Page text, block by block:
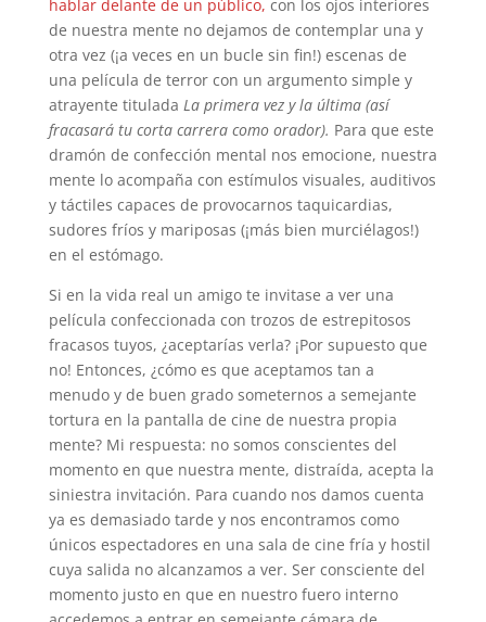
hablar delante de un público, con los ojos interiores
de nuestra mente no dejamos de contemplar una y
otra vez (¡a veces en un bucle sin fin!) escenas de
una película de terror con un argumento simple y
atrayente titulada La primera vez y la última (así
fracasará tu corta carrera como orador). Para que este
dramón de confección mental nos emocione, nuestra
mente lo acompaña con estímulos visuales, auditivos
y táctiles capaces de provocarnos taquicardias,
sudores fríos y mariposas (¡más bien murciélagos!)
en el estómago.
Si en la vida real un amigo te invitase a ver una
película confeccionada con trozos de estrepitosos
fracasos tuyos, ¿aceptarías verla? ¡Por supuesto que
no! Entonces, ¿cómo es que aceptamos tan a
menudo y de buen grado someternos a semejante
tortura en la pantalla de cine de nuestra propia
mente? Mi respuesta: no somos conscientes del
momento en que nuestra mente, distraída, acepta la
siniestra invitación. Para cuando nos damos cuenta
ya es demasiado tarde y nos encontramos como
únicos espectadores en una sala de cine fría y hostil
cuya salida no alcanzamos a ver. Ser consciente del
momento justo en que en nuestro fuero interno